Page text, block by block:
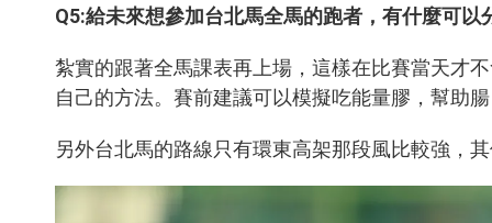
Q5:給未來想參加台北馬全馬的跑者，有什麼可以
紮實的跟著全馬課表再上場，這樣在比賽當天才
自己的方法。賽前建議可以模擬吃能量膠，幫助
另外台北馬的路線只有環東高架那段風比較強，